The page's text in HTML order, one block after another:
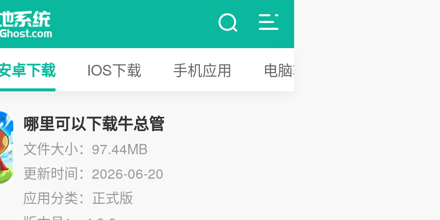
卓下载 IOS下载 手机应用 电脑软件
哪里可以下载牛总管
文件大小：97.44MB
更新时间：2026-06-20
应用分类：正式版